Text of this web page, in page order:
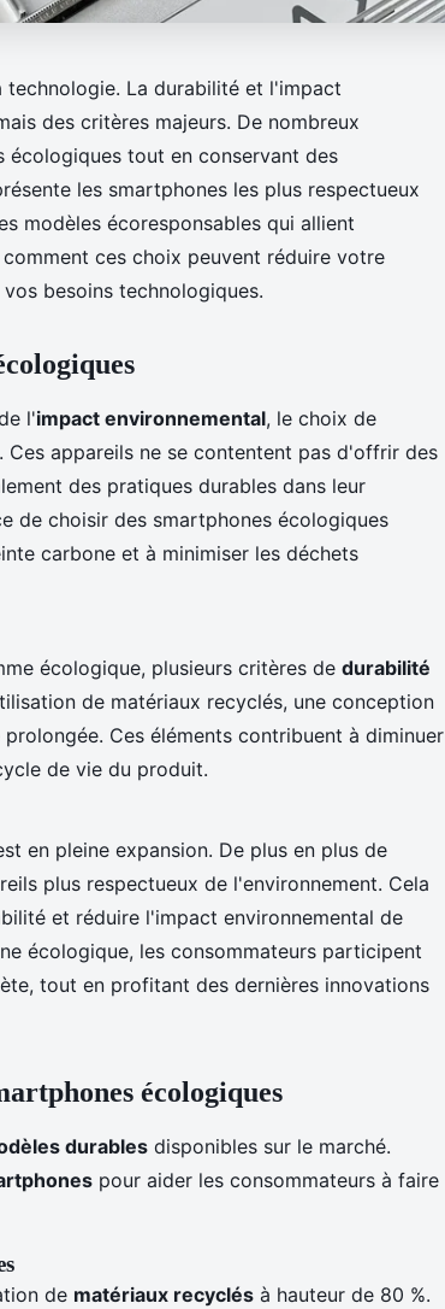
La durabilité et l'impact
des critères majeurs. De nombreux
écologiques tout en conservant des
les smartphones les plus respectueux
modèles écoresponsables qui allient
ces choix peuvent réduire votre
besoins technologiques.
l'impact environnemental, le choix de
Ces appareils ne se contentent pas d'offrir des
des pratiques durables dans leur
de choisir des smartphones écologiques
carbone et à minimiser les déchets
écologique, plusieurs critères de durabilité
de matériaux recyclés, une conception
Ces éléments contribuent à diminuer
de vie du produit.
en pleine expansion. De plus en plus de
plus respectueux de l'environnement. Cela
et réduire l'impact environnemental de
écologique, les consommateurs participent
tout en profitant des dernières innovations
écologiques
durables disponibles sur le marché.
pour aider les consommateurs à faire
de matériaux recyclés à hauteur de 80 %.